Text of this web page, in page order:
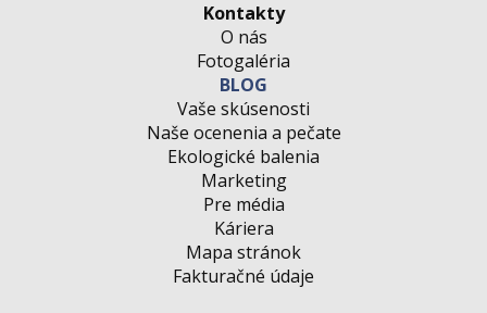
Kontakty
O nás
Fotogaléria
BLOG
Vaše skúsenosti
Naše ocenenia a pečate
Ekologické balenia
Marketing
Pre média
Káriera
Mapa stránok
Fakturačné údaje